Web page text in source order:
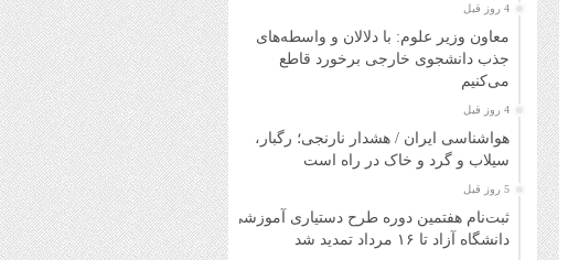
4 روز قبل
معاون وزیر علوم: با دلالان و واسطه‌های
جذب دانشجوی خارجی برخورد قاطع
می‌کنیم
4 روز قبل
هواشناسی ایران / هشدار نارنجی؛ رگبار،
سیلاب و گرد و خاک در راه است
5 روز قبل
ثبت‌نام هفتمین دوره طرح دستیاری آموزشی
دانشگاه آزاد تا ۱۶ مرداد تمدید شد